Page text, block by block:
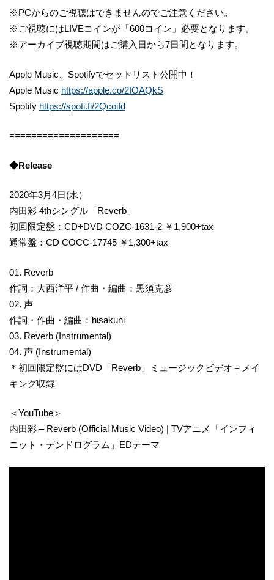
※PCからのご視聴はできませんのでご注意ください。
※ご視聴にはLIVEコインが「600コイン」必要となります。
※アーカイブ視聴期間はご購入日から7日間となります。
Apple Music、Spotifyでセットリスト公開中！
Apple Music https://apple.co/2IOAQkS
Spotify https://spoti.fi/2QcoiId
====================
◆Release
2020年3月4日(水）
内田彩 4thシングル「Reverb」
初回限定盤：CD+DVD COZC-1631-2 ￥1,900+tax
通常盤：CD COCC-17745 ￥1,300+tax
01. Reverb
作詞：大西洋平 / 作曲・編曲：黒須克彦
02. 声
作詞・作曲・編曲：hisakuni
03. Reverb (Instrumental)
04. 声 (Instrumental)
＊初回限定盤にはDVD「Reverb」ミュージックビデオ＋メイ
キング収録
＜YouTube＞
内田彩 – Reverb (Official Music Video) | TVアニメ「インフィ
ニット・デンドログラム」EDテーマ